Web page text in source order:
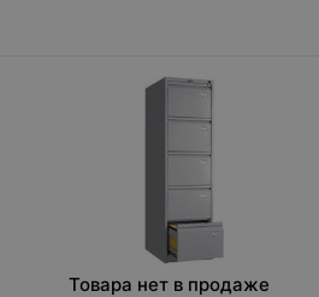
Товара нет в продаже